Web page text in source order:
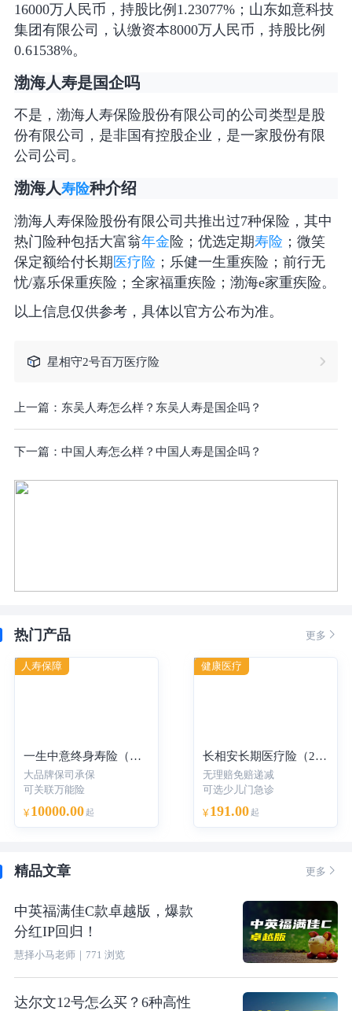
16000万人民币，持股比例1.23077%；山东如意科技
集团有限公司，认缴资本8000万人民币，持股比例
0.61538%。
渤海人寿是国企吗
不是，渤海人寿保险股份有限公司的公司类型是股
份有限公司，是非国有控股企业，是一家股份有限
公司公司。
渤海人寿险种介绍
渤海人寿保险股份有限公司共推出过7种保险，其中
热门险种包括大富翁年金险；优选定期寿险 ；微笑
保定额给付长期医疗险 ；乐健一生重疾险；前行无
忧/嘉乐保重疾险；全家福重疾险；渤海e家重疾险。
以上信息仅供参考，具体以官方公布为准。
星相守2号百万医疗险
上一篇： 东吴人寿怎么样？东吴人寿是国企吗？
下一篇： 中国人寿怎么样？中国人寿是国企吗？
热门产品 更多 
一生中意终身寿险（分红型）-年交
大品牌保司承保
可关联万能险
¥ 10000.00 起
人寿保障
长相安长期医疗险（20年保证续保）—个人版
无理赔免赔递减
可选少儿门急诊
¥ 191.00 起
健康医疗
精品文章 更多 
中英福满佳C款卓越版，爆款
分红IP回归！
慧择小马老师｜ 771 浏览
达尔文12号怎么买？6种高性